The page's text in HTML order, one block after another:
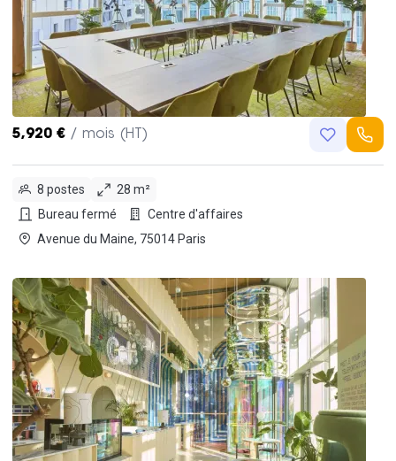
5,920 € / mois (HT)
8 postes
28 m²
Bureau fermé
Centre d'affaires
Avenue du Maine, 75014 Paris